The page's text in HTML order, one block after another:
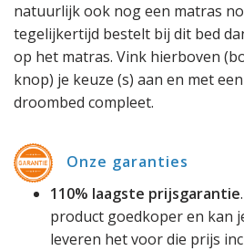
natuurlijk ook nog een matras
tegelijkertijd bestelt bij dit bed
op het matras. Vink hierboven
knop) je keuze (s) aan en met
droombed compleet.
Onze garanties
110% laagste prijsgarantie
product goedkoper en kan
leveren het voor die prijs